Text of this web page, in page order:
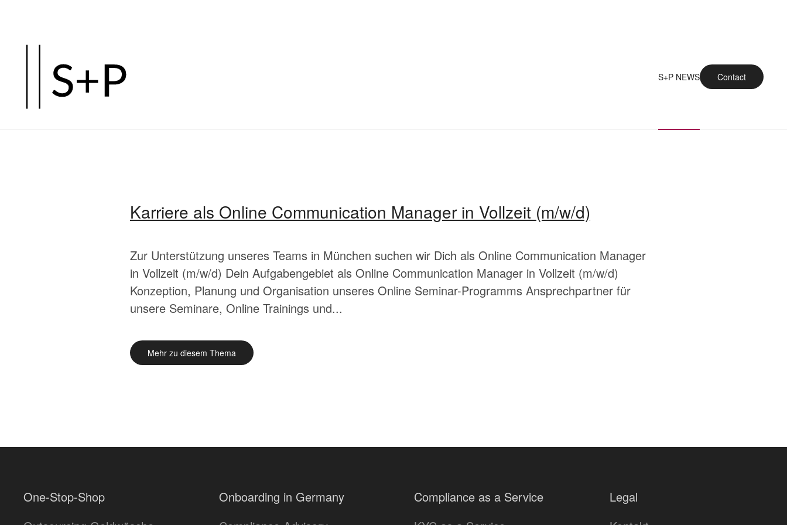
springen
S+P NEWS Contact
Karriere als Online Communication Manager in Vollzeit (m/w/d)
Zur Unterstützung unseres Teams in München suchen wir Dich als Online Communication Manager
in Vollzeit (m/w/d) Dein Aufgabengebiet als Online Communication Manager in Vollzeit (m/w/d)
Konzeption, Planung und Organisation unseres Online Seminar-Programms Ansprechpartner für
unsere Seminare, Online Trainings und...
Mehr zu diesem Thema
One-Stop-Shop
Onboarding in Germany
Compliance as a Service
Legal